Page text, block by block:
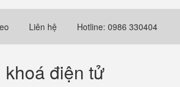
Liên hệ Hotline: 0986 330404
điện tử